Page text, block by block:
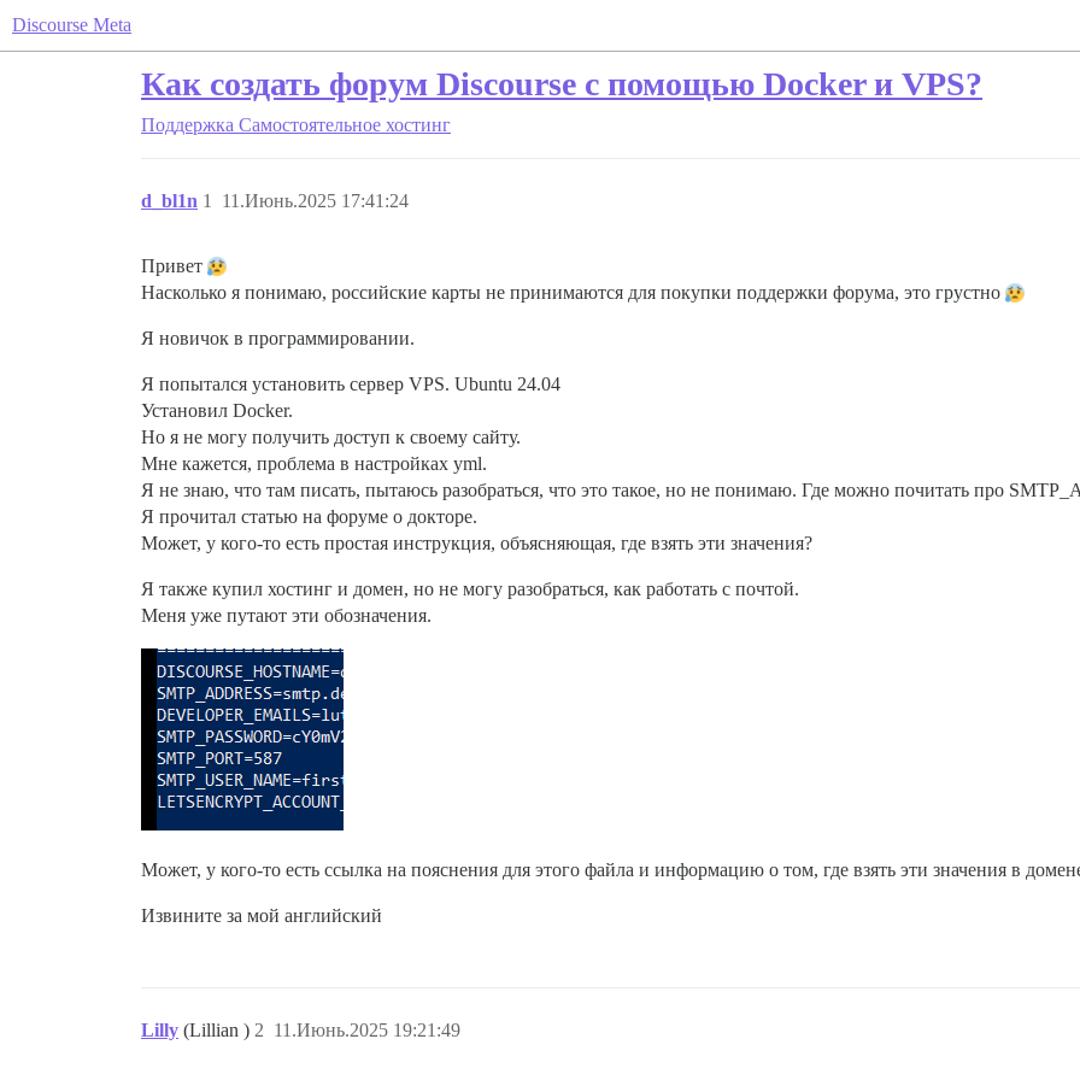
Discourse Meta
Как создать форум Discourse с помощью Docker и VPS?
Поддержка Самостоятельное хостинг
d_bl1n 11.Июнь.2025 17:41:24
1
Привет
Насколько я понимаю, российские карты не принимаются для покупки поддержки форума, это грустно
Я новичок в программировании.
Я попытался установить сервер VPS. Ubuntu 24.04
Установил Docker.
Но я не могу получить доступ к своему сайту.
Мне кажется, проблема в настройках yml.
Я не знаю, что там писать, пытаюсь разобраться, что это такое, но не понимаю. Где можно почитать про
Я прочитал статью на форуме о докторе.
Может, у кого-то есть простая инструкция, объясняющая, где взять эти значения?
Я также купил хостинг и домен, но не могу разобраться, как работать с почтой.
Меня уже путают эти обозначения.
Может, у кого-то есть ссылка на пояснения для этого файла и информацию о том, где взять эти значения в
Извините за мой английский
Lilly (Lillian ) 11.Июнь.2025 19:21:49
2